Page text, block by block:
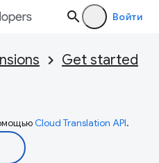
Войти
Get started
Cloud Translation API.